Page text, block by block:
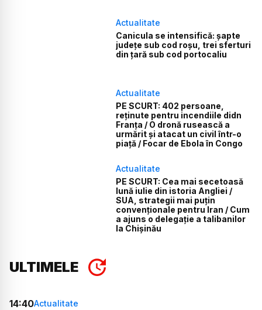
Actualitate
Canicula se intensifică: șapte
județe sub cod roșu, trei sferturi
din țară sub cod portocaliu
Actualitate
PE SCURT: 402 persoane,
reținute pentru incendiile didn
Franța / O dronă rusească a
urmărit și atacat un civil într-o
piață / Focar de Ebola în Congo
Actualitate
PE SCURT: Cea mai secetoasă
lună iulie din istoria Angliei /
SUA, strategii mai puțin
convenționale pentru Iran / Cum
a ajuns o delegație a talibanilor
la Chișinău
ULTIMELE
14:40Actualitate